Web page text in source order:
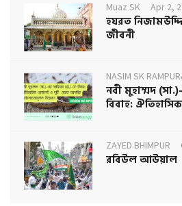
Muaz SK Apr 2,
হযরত
জীবনী
NASIM SK
নবী মুহাম্মদ
বিবাহ:
ZAYED BHIMPUR
রবিউল আউয়াল